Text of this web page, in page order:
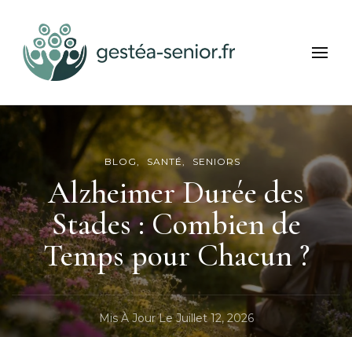
Gestea Senior
Bien-être et services seniors
BLOG SANTÉ SENIORS
Alzheimer Durée des
Stades : Combien de
Temps pour Chacun ?
Mis À Jour LeJuillet 12, 2026